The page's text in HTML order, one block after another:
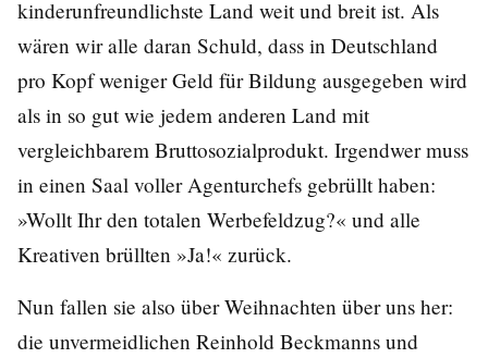
kinderunfreundlichste Land weit und breit ist. Als
wären wir alle daran Schuld, dass in Deutschland
pro Kopf weniger Geld für Bildung ausgegeben wird
als in so gut wie jedem anderen Land mit
vergleichbarem Bruttosozialprodukt. Irgendwer muss
in einen Saal voller Agenturchefs gebrüllt haben:
»Wollt Ihr den totalen Werbefeldzug?« und alle
Kreativen brüllten »Ja!« zurück.
Nun fallen sie also über Weihnachten über uns her:
die unvermeidlichen Reinhold Beckmanns und